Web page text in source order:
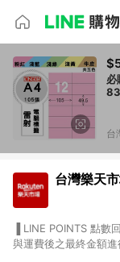
必
台
台灣樂天
與運費後之最終金額進行計算。 ▐ 注意事項